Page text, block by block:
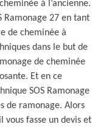
à l’ancienne.
Ramonage 27 en tant
de cheminée à
dans le but de
de cheminée
Et en ce
SOS Ramonage
de ramonage. Alors
vous fasse un devis et